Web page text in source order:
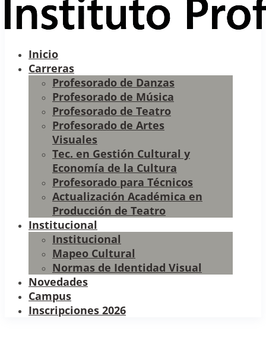
Inicio
Carreras
Profesorado de Danzas
Profesorado de Música
Profesorado de Teatro
Profesorado de Artes
Visuales
Tec. en Gestión Cultural y
Economía de la Cultura
Profesorado para Técnicos
Actualización Académica en
Producción de Teatro
Institucional
Institucional
Mapeo Cultural
Normas de Identidad Visual
Novedades
Campus
Inscripciones 2026